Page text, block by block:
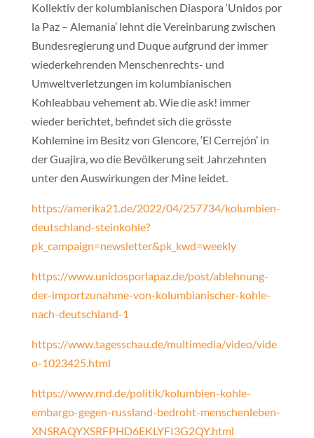
Kollektiv der kolumbianischen Diaspora ‘Unidos por
la Paz – Alemania’ lehnt die Vereinbarung zwischen
Bundesregierung und Duque aufgrund der immer
wiederkehrenden Menschenrechts- und
Umweltverletzungen im kolumbianischen
Kohleabbau vehement ab. Wie die ask! immer
wieder berichtet, befindet sich die grösste
Kohlemine im Besitz von Glencore, ‘El Cerrejón’ in
der Guajira, wo die Bevölkerung seit Jahrzehnten
unter den Auswirkungen der Mine leidet.
https://amerika21.de/2022/04/257734/kolumbien-
deutschland-steinkohle?
pk_campaign=newsletter&pk_kwd=weekly
https://www.unidosporlapaz.de/post/ablehnung-
der-importzunahme-von-kolumbianischer-kohle-
nach-deutschland-1
https://www.tagesschau.de/multimedia/video/vide
o-1023425.html
https://www.rnd.de/politik/kolumbien-kohle-
embargo-gegen-russland-bedroht-menschenleben-
XNSRAQYXSRFPHD6EKLYFI3G2QY.html